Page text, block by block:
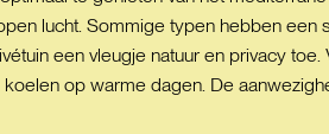
lucht. Sommige typen hebben
een vleugje natuur en privacy
op warme dagen. De